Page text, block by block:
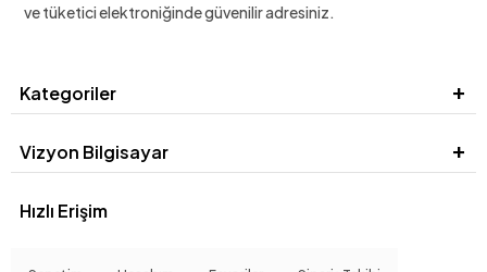
ve tüketici elektroniğinde güvenilir adresiniz.
Kategoriler
Vizyon Bilgisayar
Hızlı Erişim